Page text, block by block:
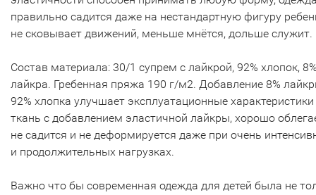
правильно садится даже на нестандартную фигуру
не сковывает движений, меньше мнётся, дольше служит.
Состав материала: 30/1 супрем с лайкрой, 92% хлопок,
лайкра. Гребенная пряжа 190 г/м2. Добавление 8%
92% хлопка улучшает эксплуатационные
ткань с добавлением эластичной лайкры, хорошо
не садится и не деформируется даже при очень
и продолжительных нагрузках.
Важно что бы современная одежда для детей была не